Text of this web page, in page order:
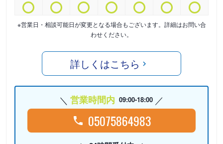
※営業日・相談可能日が変更となる場合もございます。詳細はお問い合
わせください。
詳しくはこちら
営業時間内 09:00-18:00
05075864983